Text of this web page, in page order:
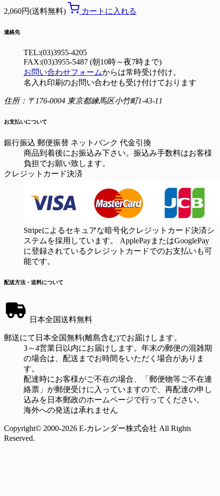
2,060円(送料無料) カートに入れる
連絡先
TEL:(03)3955-4205
FAX:(03)3955-5487 (朝10時～夜7時まで)
お問い合わせフォームからは常時受け付け。
名入れ印刷のお問い合わせも受け付けております
住所：〒176-0004 東京都練馬区小竹町1-43-11
お支払いについて
銀行振込 郵便振替 ネットバンク 代金引換
商品到着後にお振込み下さい。振込み手数料はお客様
負担でお願い致します。
クレジットカード決済
Stripeによるセキュアな暗号化クレジットカード決済シ
ステムを採用しています。 ApplePayまたはGooglePay
に登録されているクレジットカードでのお支払いも可
能です。
配送方法・送料について
日本全国送料無料
郵送にて日本全国無料(離島含む)でお届けします。
3～4営業日以内にお届けします。年末の郵便の混雑期
の場合は、配送までお時間をいただく場合がありま
す。
配達時にお客様がご不在の場合、「郵便物等ご不在連
絡票」が郵便受けに入っていますので、再配達の申し
込みを日本郵政のホームページで行ってください。
海外への発送は承れません
Copyright© 2000-2026 E-カレンダー株式会社 All Rights
Reserved.